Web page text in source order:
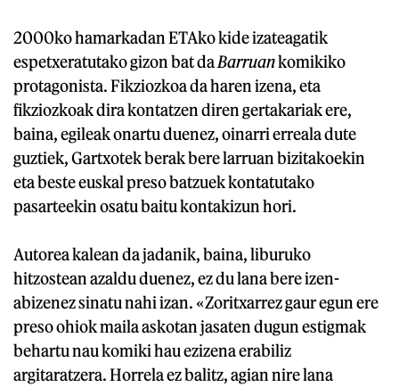
2000ko hamarkadan ETAko kide izateagatik
espetxeratutako gizon bat daBarruankomikiko
protagonista. Fikziozkoa da haren izena, eta
fikziozkoak dira kontatzen diren gertakariak ere,
baina, egileak onartu duenez, oinarri erreala dute
guztiek, Gartxotek berak bere larruan bizitakoekin
eta beste euskal preso batzuek kontatutako
pasarteekin osatu baitu kontakizun hori.
Autorea kalean da jadanik, baina, liburuko
hitzostean azaldu duenez, ez du lana bere izen-
abizenez sinatu nahi izan. «Zoritxarrez gaur egun ere
preso ohiok maila askotan jasaten dugun estigmak
behartu nau komiki hau ezizena erabiliz
argitaratzera. Horrela ez balitz, agian nire lana